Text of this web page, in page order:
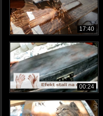
17:40
00:24